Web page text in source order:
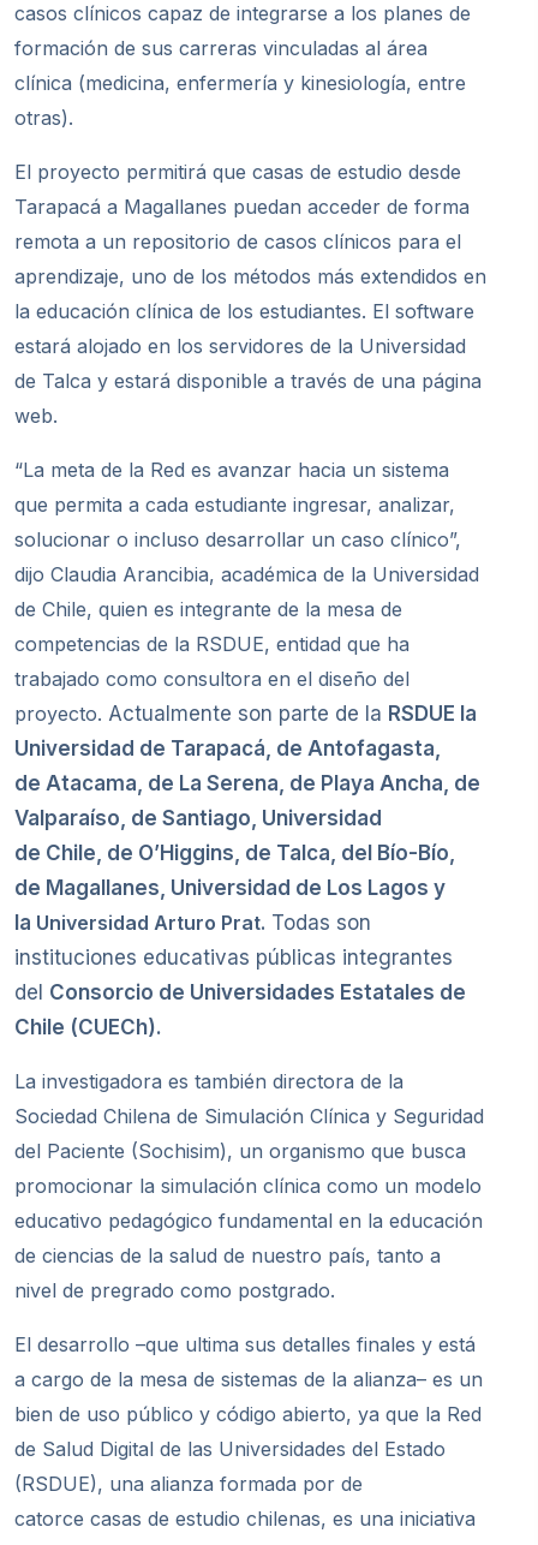
casos clínicos capaz de integrarse a los planes de
formación de sus carreras vinculadas al área
clínica (medicina, enfermería y kinesiología, entre
otras).
El proyecto permitirá que casas de estudio desde
Tarapacá a Magallanes puedan acceder de forma
remota a un repositorio de casos clínicos para el
aprendizaje, uno de los métodos más extendidos en
la educación clínica de los estudiantes. El software
estará alojado en los servidores de la Universidad
de Talca y estará disponible a través de una página
web.
“La meta de la Red es avanzar hacia un sistema
que permita a cada estudiante ingresar, analizar,
solucionar o incluso desarrollar un caso clínico”,
dijo Claudia Arancibia, académica de la Universidad
de Chile, quien es integrante de la mesa de
competencias de la RSDUE, entidad que ha
trabajado como consultora en el diseño del
proyecto. Actualmente son parte de la RSDUE la
Universidad de Tarapacá, de Antofagasta,
de Atacama, de La Serena, de Playa Ancha, de
Valparaíso, de Santiago, Universidad
de Chile, de O’Higgins, de Talca, del Bío-Bío,
de Magallanes, Universidad de Los Lagos y
la Universidad Arturo Prat. Todas son
instituciones educativas públicas integrantes
del Consorcio de Universidades Estatales de
Chile (CUECh).
La investigadora es también directora de la
Sociedad Chilena de Simulación Clínica y Seguridad
del Paciente (Sochisim), un organismo que busca
promocionar la simulación clínica como un modelo
educativo pedagógico fundamental en la educación
de ciencias de la salud de nuestro país, tanto a
nivel de pregrado como postgrado.
El desarrollo –que ultima sus detalles finales y está
a cargo de la mesa de sistemas de la alianza– es un
bien de uso público y código abierto, ya que la Red
de Salud Digital de las Universidades del Estado
(RSDUE), una alianza formada por de
catorce casas de estudio chilenas, es una iniciativa